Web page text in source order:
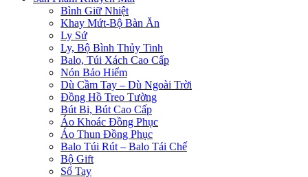
Bình Giữ Nhiệt
Khay Mứt-Bộ Bàn Ăn
Ly Sứ
Ly, Bộ Bình Thủy Tinh
Balo, Túi Xách Cao Cấp
Nón Bảo Hiểm
Dù Cầm Tay – Dù Ngoài Trời
Đồng Hồ Treo Tường
Bút Bi, Bút Cao Cấp
Áo Khoác Đồng Phục
Áo Thun Đồng Phục
Balo Túi Rút – Balo Tái Chế
Bộ Gift
Sổ Tay